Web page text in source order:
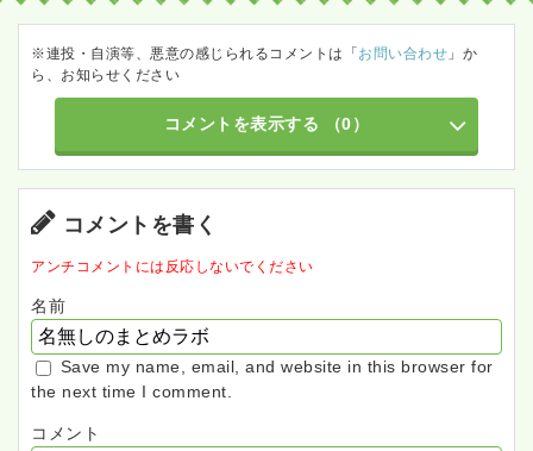
※連投・自演等、悪意の感じられるコメントは「 お問い合わせ 」か
ら、お知らせください
コメントを表示する （0）
コメントを書く
アンチコメントには反応しないでください
名前
Save my name, email, and website in this browser for
the next time I comment.
コメント